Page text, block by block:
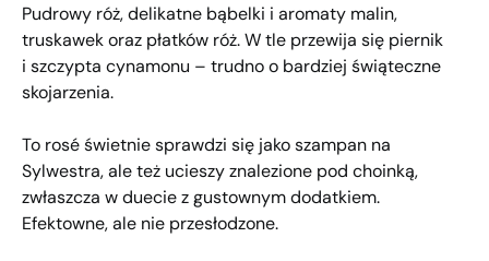
Pudrowy róż, delikatne bąbelki i aromaty malin,
truskawek oraz płatków róż. W tle przewija się piernik
i szczypta cynamonu – trudno o bardziej świąteczne
skojarzenia.
To rosé świetnie sprawdzi się jako szampan na
Sylwestra, ale też ucieszy znalezione pod choinką,
zwłaszcza w duecie z gustownym dodatkiem.
Efektowne, ale nie przesłodzone.